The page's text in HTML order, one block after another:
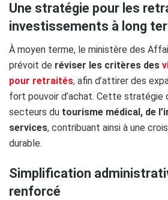
Une stratégie pour les
investissements à long
À moyen terme, le ministère des
prévoit de réviser les critères des
pour retraités, afin d’attirer des
fort pouvoir d’achat. Cette stratégie
secteurs du tourisme médical, de
services, contribuant ainsi à une
durable.
Simplification
renforcé